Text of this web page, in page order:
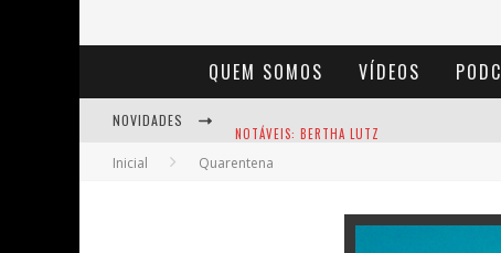
QUEM SOMOS VÍDEOS
NOVIDADES NOTÁVEIS: BERTHA LUTZ
BAÚ DE HISTÓRIAS - A JAMAIS IMAGINADA
ENTS: A VOZ DAS FLORESTAS
Inicial Quarentena